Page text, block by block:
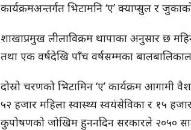
कार्यक्रमअन्तर्गत भिटामनि ‘ए’ क्याप्सुल र
शाखाप्रमुख लीलाविक्रम थापाका अनुसार छ
तथा एक वर्षदेखि पाँच वर्षसम्मका
दोस्रो चरणको भिटामिन ‘ए’ कार्यक्रम
५२ हजार महिला स्वास्थ्य स्वयंसेविका र १५
कुपोषणको जोखिम हुननदिन सरकारले २०५०